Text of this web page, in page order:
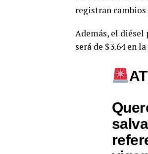
registran cambios
Además, el diésel
será de $3.64 en